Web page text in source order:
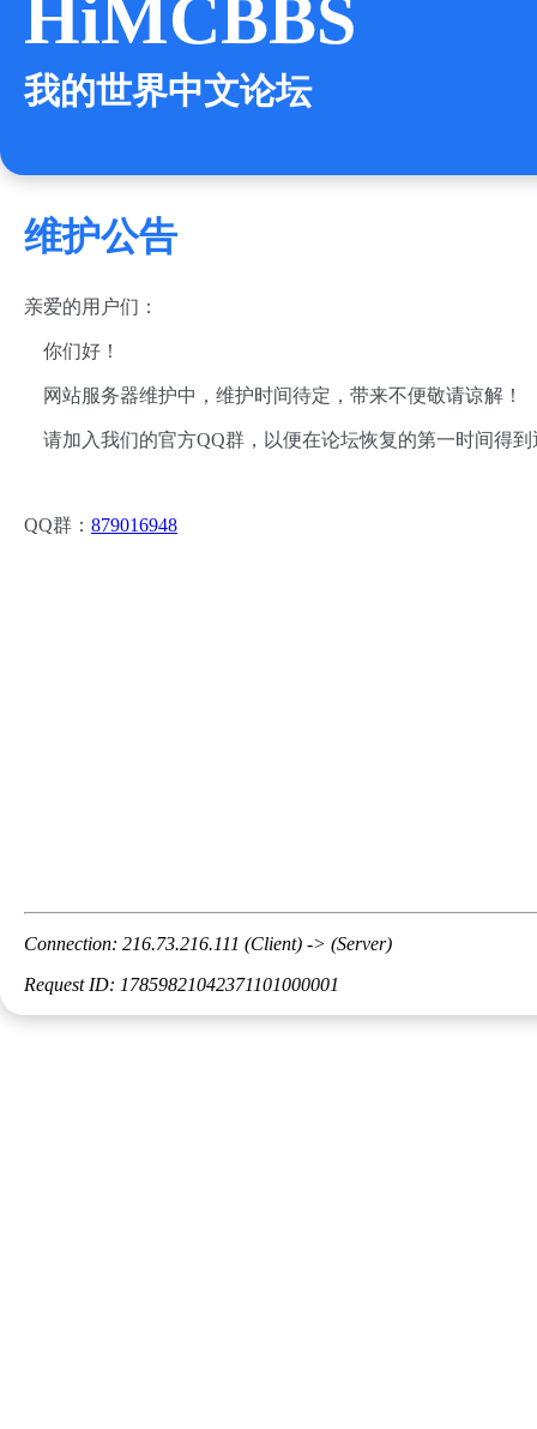
HiMCBBS
我的世界中文论坛
维护公告
亲爱的用户们：
你们好！
网站服务器维护中，维护时间待定，带来不便敬请谅解！
请加入我们的官方QQ群，以便在论坛恢复的第一时间得到
QQ群： 879016948
Connection: 216.73.216.111 (Client) -> (Server)
Request ID: 17859821042371101000001